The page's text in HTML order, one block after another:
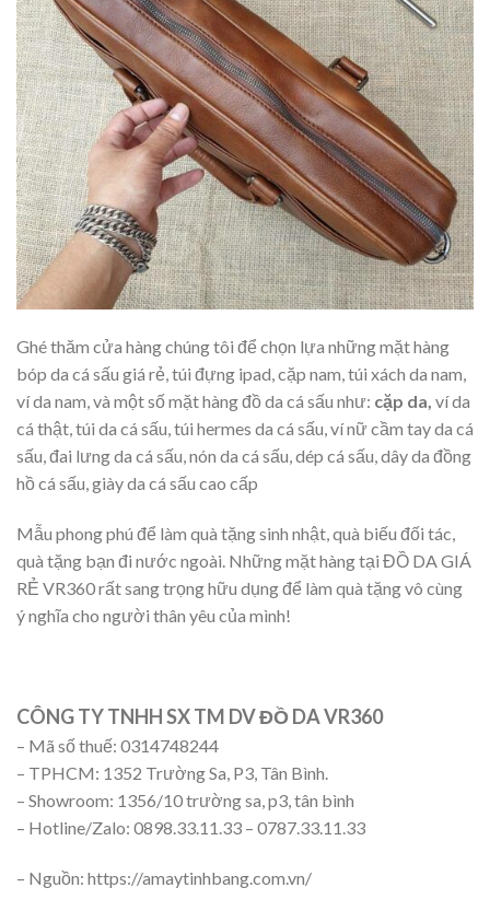
Ghé thăm cửa hàng chúng tôi để chọn lựa những mặt hàng
bóp da cá sấu giá rẻ, túi đựng ipad, cặp nam, túi xách da nam,
ví da nam, và một số mặt hàng đồ da cá sấu như: cặp da, ví da
cá thật, túi da cá sấu, túi hermes da cá sấu, ví nữ cầm tay da cá
sấu, đai lưng da cá sấu, nón da cá sấu, dép cá sấu, dây da đồng
hồ cá sấu, giày da cá sấu cao cấp
Mẫu phong phú để làm quà tặng sinh nhật, quà biếu đối tác,
quà tặng bạn đi nước ngoài. Những mặt hàng tại ĐỒ DA GIÁ
RẺ VR360 rất sang trọng hữu dụng để làm quà tặng vô cùng
ý nghĩa cho người thân yêu của mình!
CÔNG TY TNHH SX TM DV ĐỒ DA VR360
– Mã số thuế: 0314748244
– TPHCM: 1352 Trường Sa, P3, Tân Bình.
– Showroom: 1356/10 trường sa, p3, tân bình
– Hotline/Zalo: 0898.33.11.33 – 0787.33.11.33
– Nguồn: https://amaytinhbang.com.vn/